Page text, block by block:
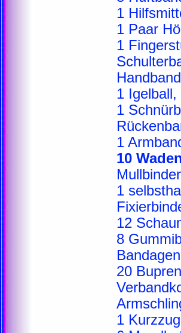
1
1 Paar
1
1
1
1
10
1
12
8
20
1